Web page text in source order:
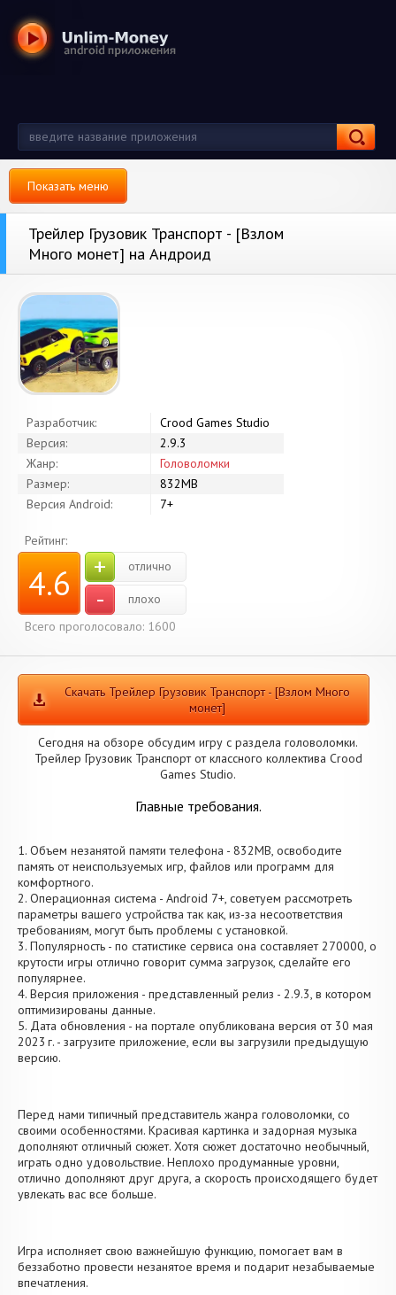
Показать меню
Трейлер Грузовик Транспорт - [Взлом
Много монет] на Андроид
Разработчик:
Crood Games Studio
Версия:
2.9.3
Жанр:
Головоломки
Размер:
832MB
Версия Android:
7+
Рейтинг:
4.6 + отлично
-
плохо
Всего проголосовало: 1600
Скачать Трейлер Грузовик Транспорт - [Взлом Много
монет]
Сегодня на обзоре обсудим игру с раздела головоломки.
Трейлер Грузовик Транспорт от классного коллектива Crood
Games Studio.
Главные требования.
1. Объем незанятой памяти телефона - 832MB, освободите
память от неиспользуемых игр, файлов или программ для
комфортного.
2. Операционная система - Android 7+, советуем рассмотреть
параметры вашего устройства так как, из-за несоответствия
требованиям, могут быть проблемы с установкой.
3. Популярность - по статистике сервиса она составляет 270000, о
крутости игры отлично говорит сумма загрузок, сделайте его
популярнее.
4. Версия приложения - представленный релиз - 2.9.3, в котором
оптимизированы данные.
5. Дата обновления - на портале опубликована версия от 30 мая
2023 г. - загрузите приложение, если вы загрузили предыдущую
версию.
Перед нами типичный представитель жанра головоломки, со
своими особенностями. Красивая картинка и задорная музыка
дополняют отличный сюжет. Хотя сюжет достаточно необычный,
играть одно удовольствие. Неплохо продуманные уровни,
отлично дополняют друг друга, а скорость происходящего будет
увлекать вас все больше.
Игра исполняет свою важнейшую функцию, помогает вам в
беззаботно провести незанятое время и подарит незабываемые
впечатления.